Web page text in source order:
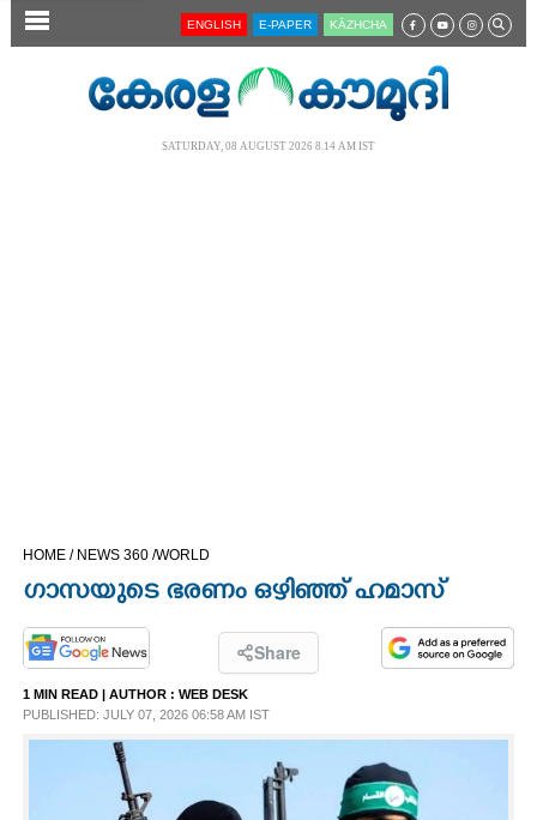
SECTIONS
CINEMA
OPINION
PHOTOS
ENGLISH E-PAPER KĀZHCHA
SATURDAY, 08 AUGUST 2026 8.14 AM IST
HOME / NEWS 360 /WORLD
ഗാസയുടെ ഭരണം ഒഴിഞ്ഞ് ഹമാസ്
Share
1 MIN READ | AUTHOR : WEB DESK
PUBLISHED: JULY 07, 2026 06:58 AM IST